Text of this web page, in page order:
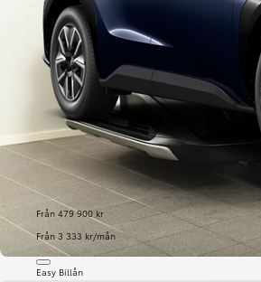
Från 479 900 kr
Från 3 333 kr/mån
Easy Billån